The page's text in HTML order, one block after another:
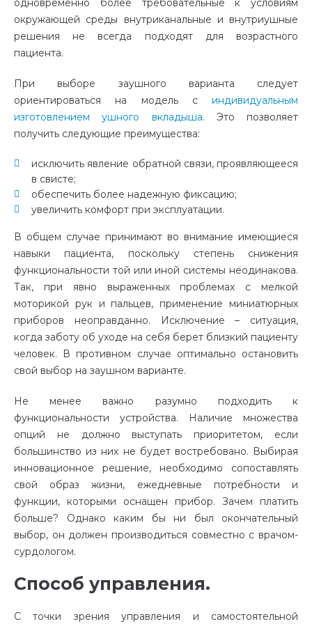
одновременно более требовательные к условиям
окружающей среды внутриканальные и внутриушные
решения не всегда подходят для возрастного
пациента.
При выборе заушного варианта следует
ориентироваться на модель с индивидуальным
изготовлением ушного вкладыша. Это позволяет
получить следующие преимущества:
исключить явление обратной связи, проявляющееся
в свисте;
обеспечить более надежную фиксацию;
увеличить комфорт при эксплуатации.
В общем случае принимают во внимание имеющиеся
навыки пациента, поскольку степень снижения
функциональности той или иной системы неодинакова.
Так, при явно выраженных проблемах с мелкой
моторикой рук и пальцев, применение миниатюрных
приборов неоправданно. Исключение – ситуация,
когда заботу об уходе на себя берет близкий пациенту
человек. В противном случае оптимально остановить
свой выбор на заушном варианте.
Не менее важно разумно подходить к
функциональности устройства. Наличие множества
опций не должно выступать приоритетом, если
большинство из них не будет востребовано. Выбирая
инновационное решение, необходимо сопоставлять
свой образ жизни, ежедневные потребности и
функции, которыми оснащен прибор. Зачем платить
больше? Однако каким бы ни был окончательный
выбор, он должен производиться совместно с врачом-
сурдологом.
Способ управления.
С точки зрения управления и самостоятельной